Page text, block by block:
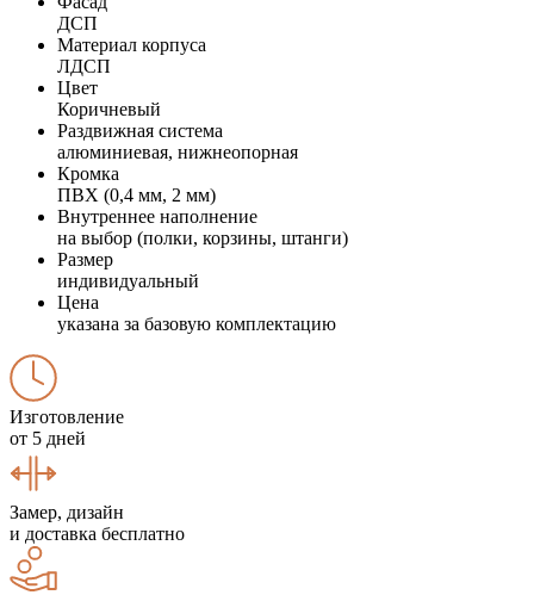
ДСП
Материал корпуса
ЛДСП
Цвет
Коричневый
Раздвижная система
алюминиевая, нижнеопорная
Кромка
ПВХ (0,4 мм, 2 мм)
Внутреннее наполнение
на выбор (полки, корзины, штанги)
Размер
индивидуальный
Цена
указана за базовую комплектацию
Изготовление
от 5 дней
Замер, дизайн
и доставка бесплатно